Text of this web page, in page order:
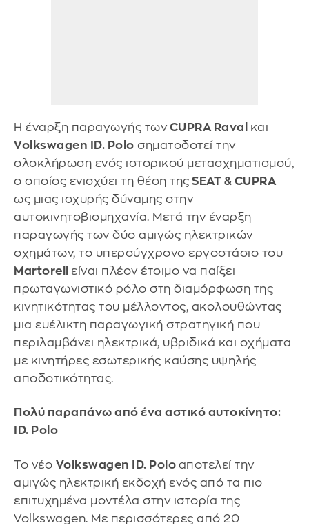
Η έναρξη παραγωγής των CUPRA Raval και
Volkswagen ID. Polo σηματοδοτεί την
ολοκλήρωση ενός ιστορικού μετασχηματισμού,
ο οποίος ενισχύει τη θέση της SEAT & CUPRA
ως μιας ισχυρής δύναμης στην
αυτοκινητοβιομηχανία. Μετά την έναρξη
παραγωγής των δύο αμιγώς ηλεκτρικών
οχημάτων, το υπερσύγχρονο εργοστάσιο του
Martorell είναι πλέον έτοιμο να παίξει
πρωταγωνιστικό ρόλο στη διαμόρφωση της
κινητικότητας του μέλλοντος, ακολουθώντας
μια ευέλικτη παραγωγική στρατηγική που
περιλαμβάνει ηλεκτρικά, υβριδικά και οχήματα
με κινητήρες εσωτερικής καύσης υψηλής
αποδοτικότητας.
Πολύ παραπάνω από ένα αστικό αυτοκίνητο:
ID. Polo
Το νέο Volkswagen ID. Polo αποτελεί την
αμιγώς ηλεκτρική εκδοχή ενός από τα πιο
επιτυχημένα μοντέλα στην ιστορία της
Volkswagen. Με περισσότερες από 20